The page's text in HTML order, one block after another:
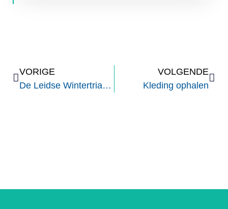
VORIGE
De Leidse Wintertriatlon
VOLGENDE
Kleding ophalen